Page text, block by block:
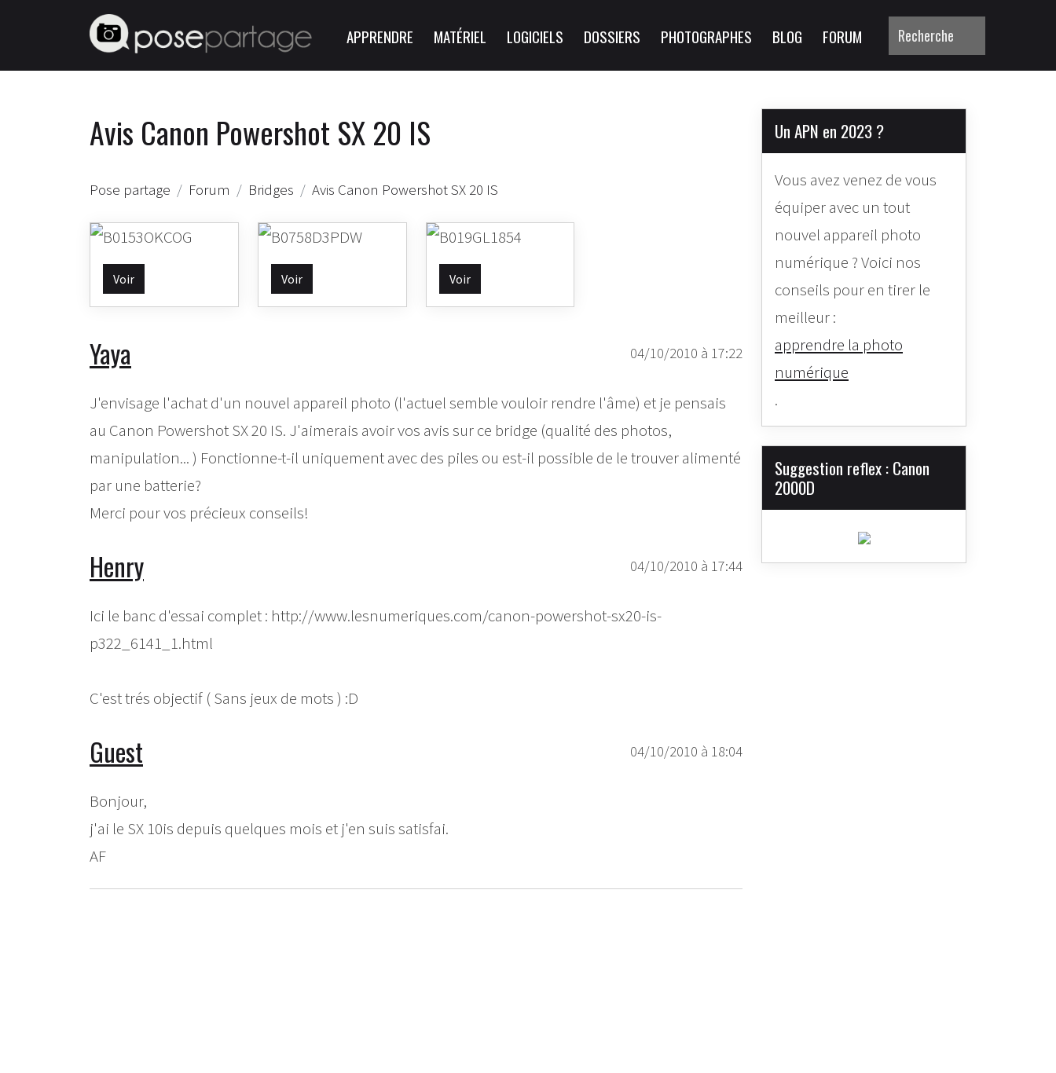
APPRENDRE MATÉRIEL LOGICIELS DOSSIERS PHOTOGRAPHES BLOG FORUM
Avis Canon Powershot SX 20 IS
Pose partage Forum Bridges Avis Canon Powershot SX 20 IS
Voir Voir Voir
04/10/2010 à 17:22
Yaya
J'envisage l'achat d'un nouvel appareil photo (l'actuel semble vouloir rendre l'âme) et je pensais
au Canon Powershot SX 20 IS. J'aimerais avoir vos avis sur ce bridge (qualité des photos,
manipulation... ) Fonctionne-t-il uniquement avec des piles ou est-il possible de le trouver alimenté
par une batterie?
Merci pour vos précieux conseils!
04/10/2010 à 17:44
Henry
Ici le banc d'essai complet : http://www.lesnumeriques.com/canon-powershot-sx20-is-
p322_6141_1.html
C'est trés objectif ( Sans jeux de mots ) :D
04/10/2010 à 18:04
Guest
Bonjour,
j'ai le SX 10is depuis quelques mois et j'en suis satisfai.
AF
Un APN en 2023 ?
Vous avez venez de vous
équiper avec un tout
nouvel appareil photo
numérique ? Voici nos
conseils pour en tirer le
meilleur :
apprendre la photo
numérique
.
Suggestion reflex : Canon
2000D